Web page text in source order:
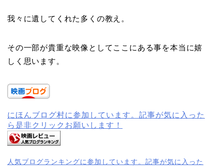
我々に遺してくれた多くの教え。
その一部が貴重な映像としてここにある事を本当に嬉
しく思います。
にほんブログ村に参加しています。記事が気に入った
ら是非クリックお願いします！
人気ブログランキングに参加しています。記事が気に入った